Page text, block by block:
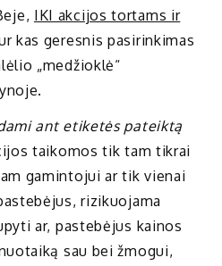
IKI akcijos tortams ir
kas geresnis pasirinkimas
„medžioklė“
ant etiketės pateiktą
taikomos tik tam tikrai
gamintojui ar tik vienai
rizikuojama
ar, pastebėjus kainos
sau bei žmogui,